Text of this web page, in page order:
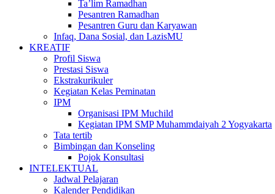
Ta’lim Ramadhan
Pesantren Ramadhan
Pesantren Guru dan Karyawan
Infaq, Dana Sosial, dan LazisMU
KREATIF
Profil Siswa
Prestasi Siswa
Ekstrakurikuler
Kegiatan Kelas Peminatan
IPM
Organisasi IPM Muchild
Kegiatan IPM SMP Muhammdaiyah 2 Yogyakarta
Tata tertib
Bimbingan dan Konseling
Pojok Konsultasi
INTELEKTUAL
Jadwal Pelajaran
Kalender Pendidikan